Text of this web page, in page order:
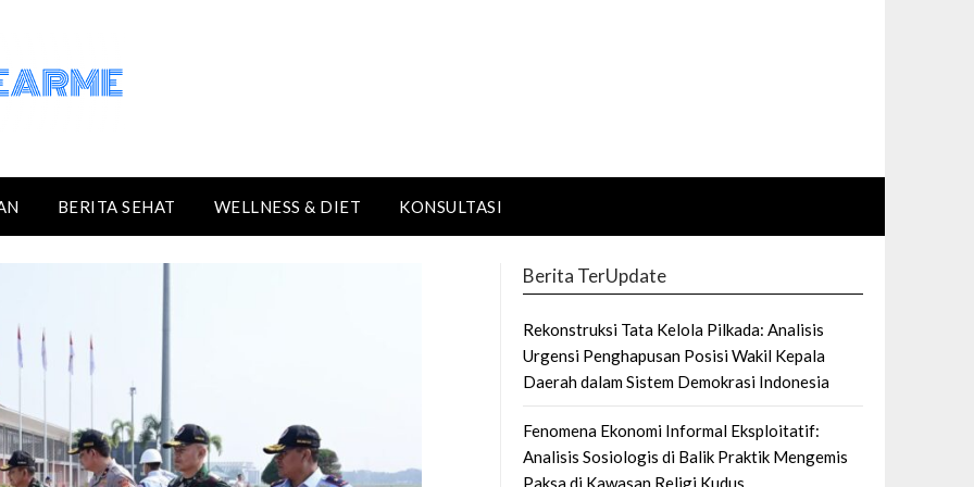
BERITA SEHAT WELLNESS & DIET KONSULTASI
Berita TerUpdate
Rekonstruksi Tata Kelola Pilkada: Analisis
Urgensi Penghapusan Posisi Wakil Kepala
Daerah dalam Sistem Demokrasi Indonesia
Fenomena Ekonomi Informal Eksploitatif:
Analisis Sosiologis di Balik Praktik Mengemis
Paksa di Kawasan Religi Kudus